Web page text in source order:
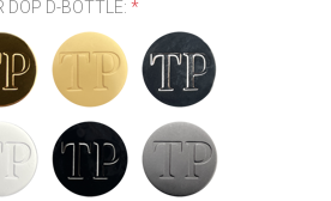
DOP D-BOTTLE:*